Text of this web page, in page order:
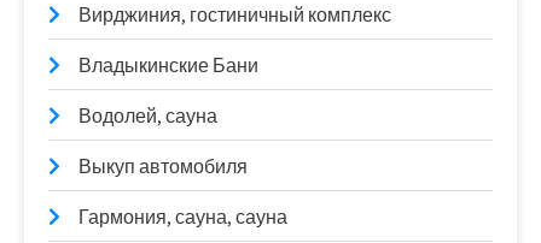
Вирджиния, гостиничный комплекс
Владыкинские Бани
Водолей, сауна
Выкуп автомобиля
Гармония, сауна, сауна